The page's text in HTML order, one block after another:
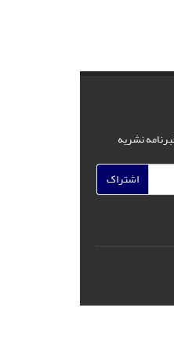
نشریه
اشتراک